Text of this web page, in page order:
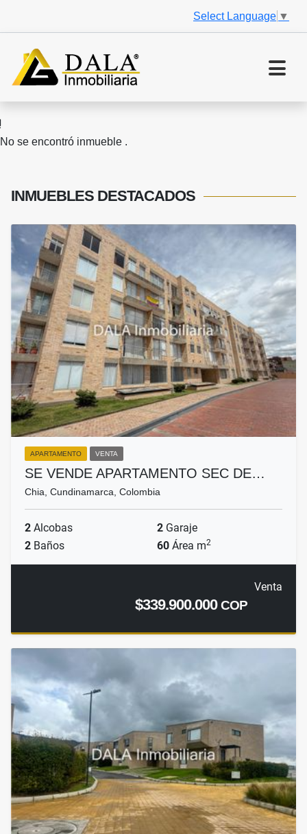
Select Language ▼
No se encontró inmueble .
INMUEBLES DESTACADOS
APARTAMENTO VENTA
SE VENDE APARTAMENTO SEC DE…
Chia, Cundinamarca, Colombia
2 Alcobas 2 Garaje
2 Baños 60 Área m2
Venta
$339.900.000COP